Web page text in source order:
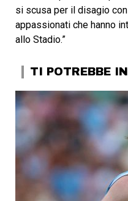
si scusa per il disagio
appassionati che hanno
allo Stadio.”
TI POTREBBE